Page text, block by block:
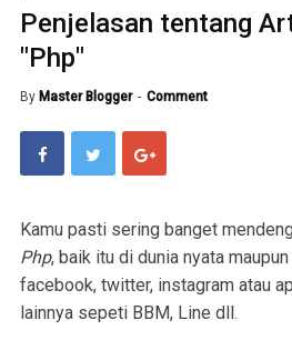
Penjelasan tentang
"Php"
By Master Blogger Comment
Kamu pasti sering banget
Php, baik itu di dunia nyata
facebook, twitter, instagram atau
lainnya sepeti BBM, Line dll.